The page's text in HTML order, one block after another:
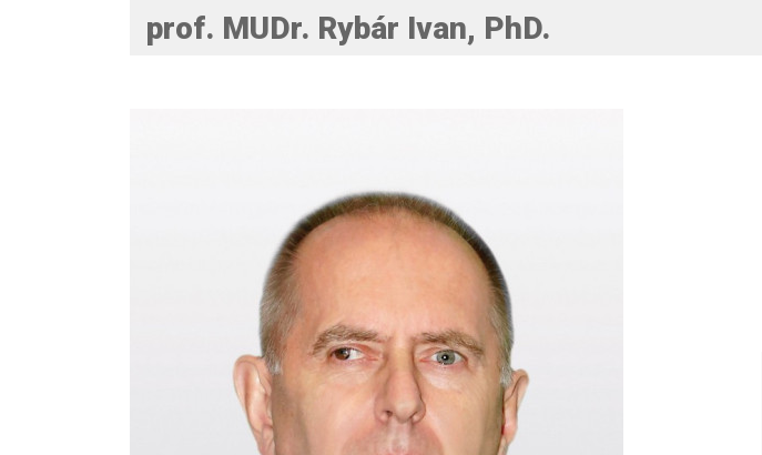
prof. MUDr. Rybár Ivan, PhD.